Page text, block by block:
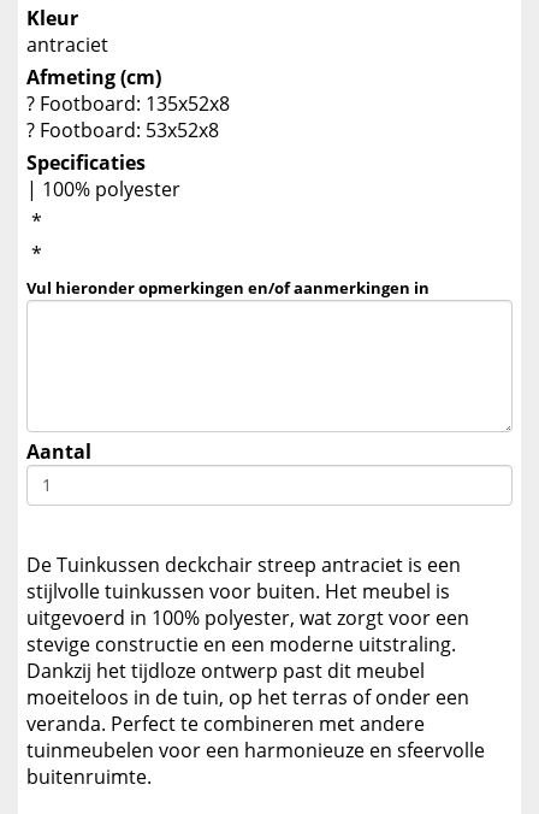
Kleur
antraciet
Afmeting (cm)
? Footboard: 135x52x8
? Footboard: 53x52x8
Specificaties
| 100% polyester
*
*
Vul hieronder opmerkingen en/of aanmerkingen in
Aantal
De Tuinkussen deckchair streep antraciet is een
stijlvolle tuinkussen voor buiten. Het meubel is
uitgevoerd in 100% polyester, wat zorgt voor een
stevige constructie en een moderne uitstraling.
Dankzij het tijdloze ontwerp past dit meubel
moeiteloos in de tuin, op het terras of onder een
veranda. Perfect te combineren met andere
tuinmeubelen voor een harmonieuze en sfeervolle
buitenruimte.